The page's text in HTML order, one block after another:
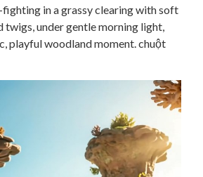
fighting in a grassy clearing with soft
twigs, under gentle morning light,
playful woodland moment. chuột